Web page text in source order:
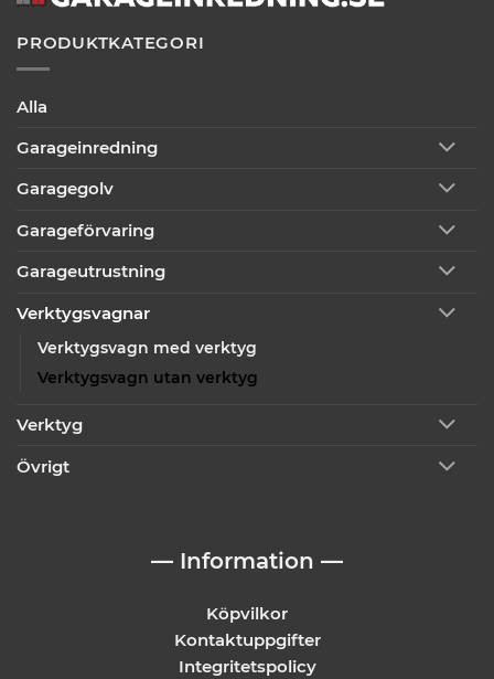
PRODUKTKATEGORI
Alla
Garageinredning
Garagegolv
Garageförvaring
Garageutrustning
Verktygsvagnar
Verktygsvagn med verktyg
Verktygsvagn utan verktyg
Verktyg
Övrigt
— Information —
Köpvilkor
Kontaktuppgifter
Integritetspolicy